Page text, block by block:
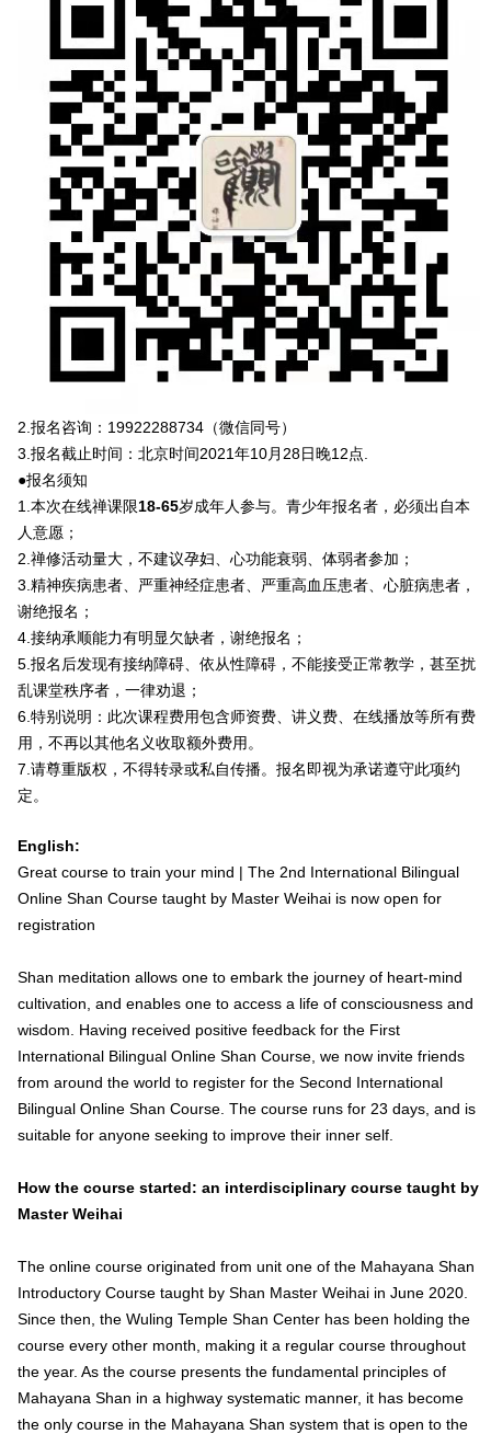
2.报名咨询：19922288734（微信同号）
3.报名截止时间：北京时间2021年10月28日晚12点.
●报名须知
1.本次在线禅课限18-65岁成年人参与。青少年报名者，必须出自本
人意愿；
2.禅修活动量大，不建议孕妇、心功能衰弱、体弱者参加；
3.精神疾病患者、严重神经症患者、严重高血压患者、心脏病患者，
谢绝报名；
4.接纳承顺能力有明显欠缺者，谢绝报名；
5.报名后发现有接纳障碍、依从性障碍，不能接受正常教学，甚至扰
乱课堂秩序者，一律劝退；
6.特别说明：此次课程费用包含师资费、讲义费、在线播放等所有费
用，不再以其他名义收取额外费用。
7.请尊重版权，不得转录或私自传播。报名即视为承诺遵守此项约
定。
English:
Great course to train your mind | The 2nd International Bilingual
Online Shan Course taught by Master Weihai is now open for
registration
Shan meditation allows one to embark the journey of heart-mind
cultivation, and enables one to access a life of consciousness and
wisdom. Having received positive feedback for the First
International Bilingual Online Shan Course, we now invite friends
from around the world to register for the Second International
Bilingual Online Shan Course. The course runs for 23 days, and is
suitable for anyone seeking to improve their inner self.
How the course started: an interdisciplinary course taught by
Master Weihai
The online course originated from unit one of the Mahayana Shan
Introductory Course taught by Shan Master Weihai in June 2020.
Since then, the Wuling Temple Shan Center has been holding the
course every other month, making it a regular course throughout
the year. As the course presents the fundamental principles of
Mahayana Shan in a highway systematic manner, it has become
the only course in the Mahayana Shan system that is open to the